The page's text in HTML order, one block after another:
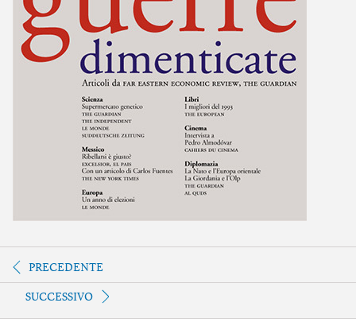
PRECEDENTE
SUCCESSIVO